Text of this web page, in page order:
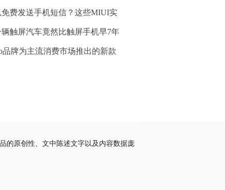
免费发送手机短信？这些MIUI实
触屏汽车竟然比触屏手机早7年
品牌为主流消费市场推出的新款
的原创性、文中陈述文字以及内容数据庞